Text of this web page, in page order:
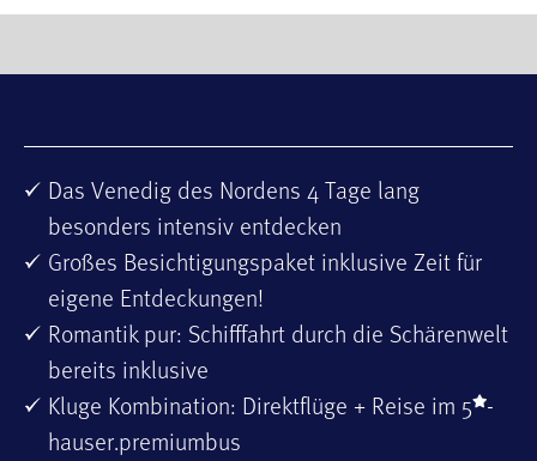
Das Venedig des Nordens 4 Tage lang
besonders intensiv entdecken
Großes Besichtigungspaket inklusive Zeit für
eigene Entdeckungen!
Romantik pur: Schifffahrt durch die Schärenwelt
bereits inklusive
Kluge Kombination: Direktflüge + Reise im 5 -
hauser.premiumbus